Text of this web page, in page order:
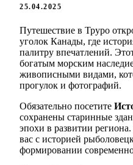
25.04.2025
Путешествие в Труро
уголок Канады, где
палитру впечатлений.
богатым морским
живописными видами,
прогулок и фотографий.
Обязательно посетите
сохранены старинные
эпохи в развитии
вас с историей
формировании